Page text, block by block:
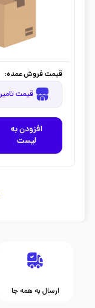
قیمت فروش عمده:
قیمت تامین‌کنندگان دیگر
افزودن به
لیست
ارسال به همه جا